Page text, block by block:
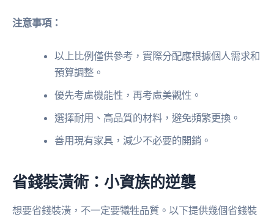
注意事項：
以上比例僅供參考，實際分配應根據個人需求和
預算調整。
優先考慮機能性，再考慮美觀性。
選擇耐用、高品質的材料，避免頻繁更換。
善用現有家具，減少不必要的開銷。
省錢裝潢術：小資族的逆襲
想要省錢裝潢，不一定要犧牲品質。以下提供幾個省錢裝